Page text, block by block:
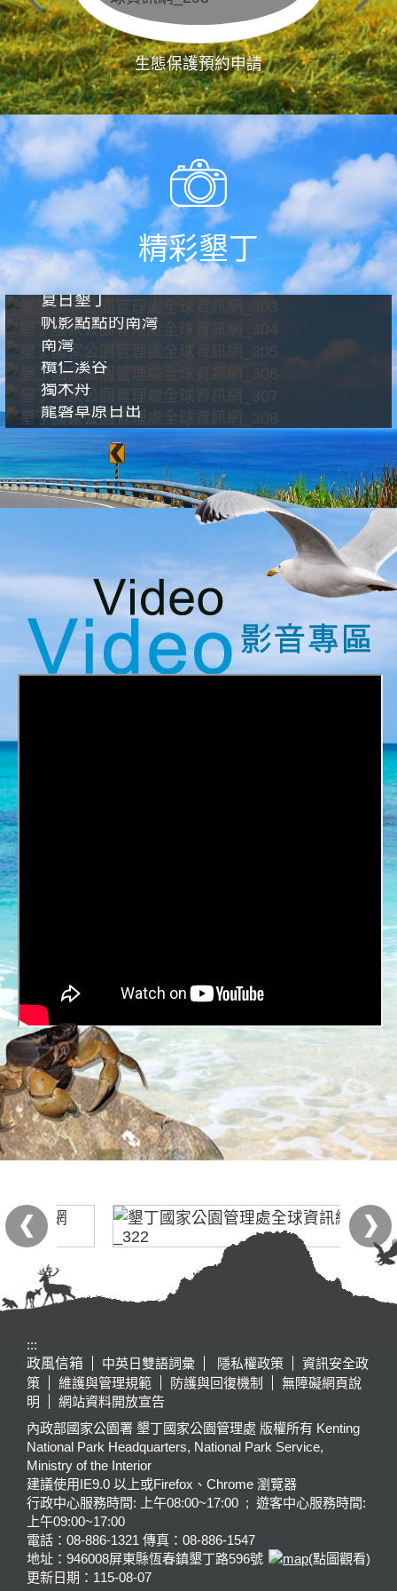
生態保護預約申請
精彩墾丁
夏日墾丁
帆影點點的南灣
南灣
欖仁溪谷
獨木舟
龍磐草原日出
:::
政風信箱
中英日雙語詞彙 隱私權政策
資訊安全政
策
維護與管理規範 防護與回復機制
無障礙網頁說
明
網站資料開放宣告
內政部國家公園署 墾丁國家公園管理處 版權所有 Kenting
National Park Headquarters, National Park Service,
Ministry of the Interior
建議使用IE9.0 以上或Firefox、Chrome 瀏覽器
行政中心服務時間: 上午08:00~17:00 ; 遊客中心服務時間:
上午09:00~17:00
電話：08-886-1321 傳真：08-886-1547
地址：946008屏東縣恆春鎮墾丁路596號
(點圖觀看)
更新日期： 115-08-07